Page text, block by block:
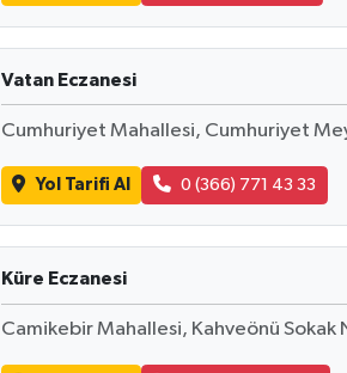
Vatan Eczanesi
Cumhuriyet Mahallesi, Cumhuriyet
Yol Tarifi Al 0 (366) 771 43 33
Küre Eczanesi
Camikebir Mahallesi, Kahveönü Sokak